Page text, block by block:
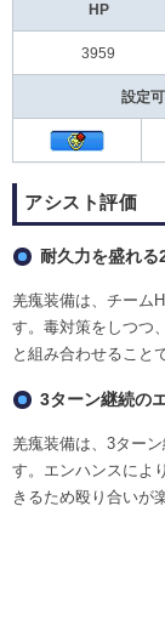
HP
3959
設定
アシスト評価
耐久力を盛れる
羌瘣装備は、チーム
す。毒対策をしつつ
と組み合わせること
3ターン継続の
羌瘣装備は、3ター
す。エンハンスによ
きるため殴り合いが